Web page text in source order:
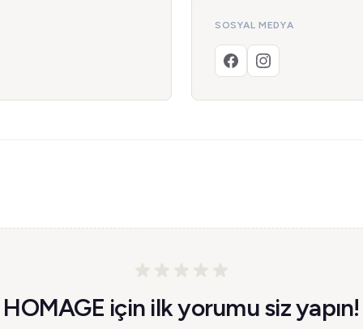
SOSYAL MEDYA
HOMAGE için ilk yorumu siz yapın!